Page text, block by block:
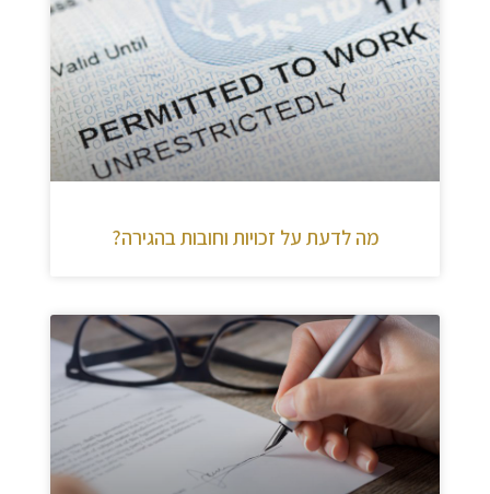
מה לדעת על זכויות וחובות בהגירה?